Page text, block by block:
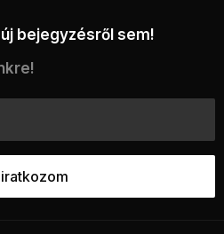
bejegyzésről sem!